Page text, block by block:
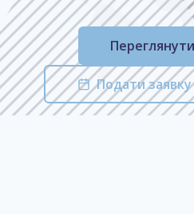
Переглянути
Подати